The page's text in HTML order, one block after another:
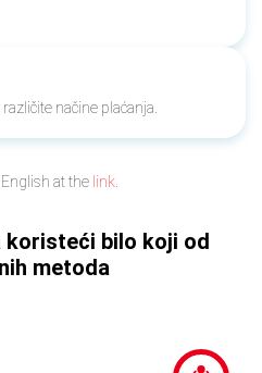
načine plaćanja.
at the link
bilo koji od
metoda